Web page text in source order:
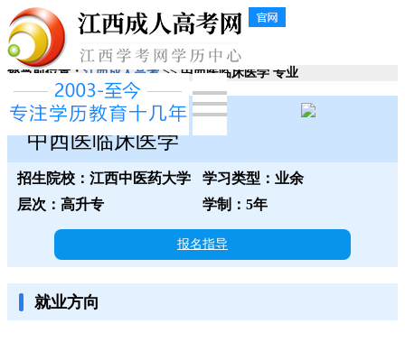
您当前位置： 江西成人高考 >> 中西医临床医学 专业
江西中医药大学
中西医临床医学
招生院校：江西中医药大学
学习类型：业余
层次：高升专
学制：5年
报名指导
就业方向